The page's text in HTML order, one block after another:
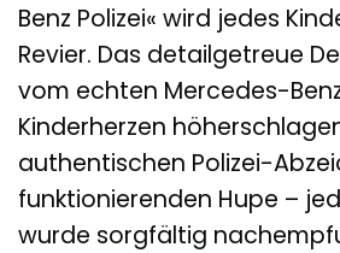
Benz Polizei« wird jedes
Revier. Das detailgetreue
vom echten Mercedes-
Kinderherzen
authentischen Polizei-
funktionierenden Hupe –
wurde sorgfältig